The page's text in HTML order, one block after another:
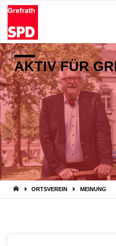
AKTIV FÜR
STARTORTSVEREIN MEINUNG